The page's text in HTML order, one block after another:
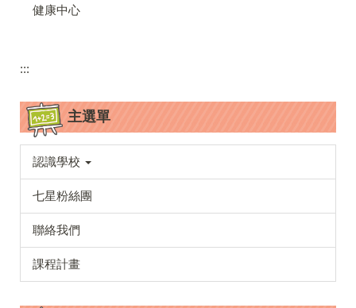
健康中心
:::
主選單
認識學校
七星粉絲團
聯絡我們
課程計畫